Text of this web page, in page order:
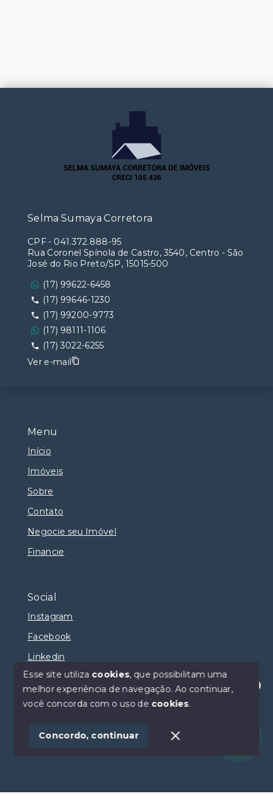
Olá! Estamos disponíveis para te ajudar.
Menu
Início
Imóveis
Sobre
Contato
Negocie seu Imóvel
Financie
Social
Instagram
Facebook
Linkedin
© Copyright 2026 - Selma Sumaya Corretora - Todos
SITE PARA IMOBILIARIA
Selma Sumaya Corretora
CPF- 041.372.888-95
Rua Coronel Spínola de Castro, 3540, Centro - São
José do Rio Preto/SP, 15015-500
(17) 99622-6458
(17) 99646-1230
(17) 99200-9773
(17) 98111-1106
(17) 3022-6255
Ver e-mail
Esse site utiliza cookies, que possibilitam uma
melhor experiência de navegação.Ao continuar,
você concorda com o uso de cookies.
Concordo, continuar